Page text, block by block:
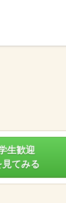
生歓迎
てみる